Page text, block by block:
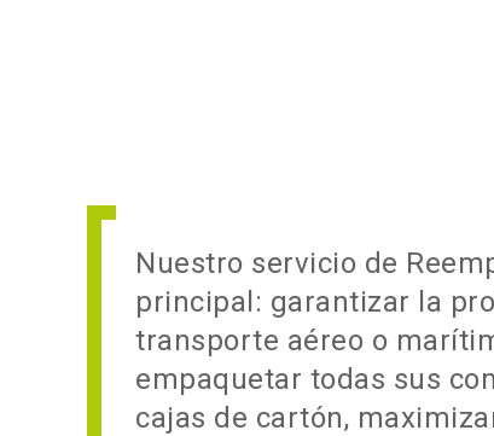
Nuestro servicio de
principal: garantizar la
transporte aéreo o
empaquetar todas sus
cajas de cartón,